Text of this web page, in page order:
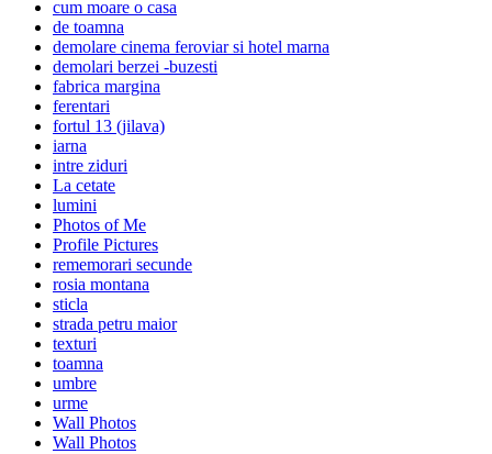
cum moare o casa
de toamna
demolare cinema feroviar si hotel marna
demolari berzei -buzesti
fabrica margina
ferentari
fortul 13 (jilava)
iarna
intre ziduri
La cetate
lumini
Photos of Me
Profile Pictures
rememorari secunde
rosia montana
sticla
strada petru maior
texturi
toamna
umbre
urme
Wall Photos
Wall Photos